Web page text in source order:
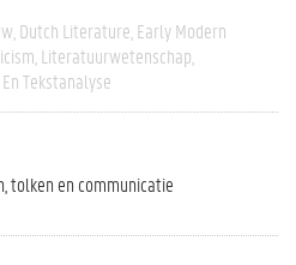
Dutch Literature Early Modern
Literatuurwetenschap
Tekstanalyse
tolken en communicatie